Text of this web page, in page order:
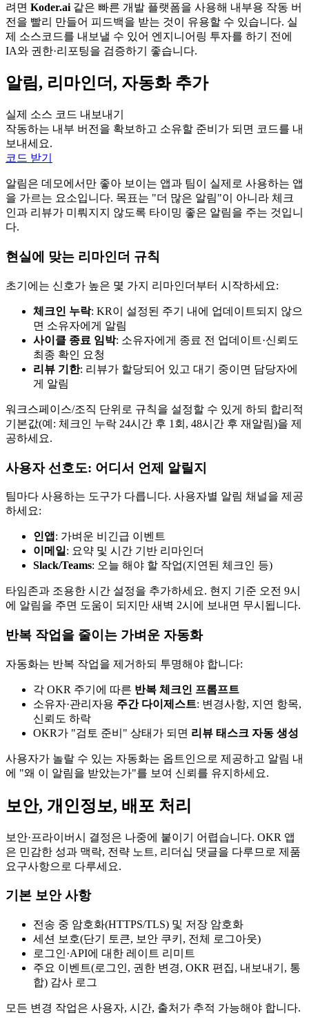
려면 Koder.ai 같은 빠른 개발 플랫폼을 사용해 내부용 작동 버
전을 빨리 만들어 피드백을 받는 것이 유용할 수 있습니다. 실
제 소스코드를 내보낼 수 있어 엔지니어링 투자를 하기 전에
IA와 권한·리포팅을 검증하기 좋습니다.
알림, 리마인더, 자동화 추가
실제 소스 코드 내보내기
작동하는 내부 버전을 확보하고 소유할 준비가 되면 코드를 내
보내세요.
코드 받기
알림은 데모에서만 좋아 보이는 앱과 팀이 실제로 사용하는 앱
을 가르는 요소입니다. 목표는 "더 많은 알림"이 아니라 체크
인과 리뷰가 미뤄지지 않도록 타이밍 좋은 알림을 주는 것입니
다.
현실에 맞는 리마인더 규칙
초기에는 신호가 높은 몇 가지 리마인더부터 시작하세요:
체크인 누락: KR이 설정된 주기 내에 업데이트되지 않으
면 소유자에게 알림
사이클 종료 임박: 소유자에게 종료 전 업데이트·신뢰도
최종 확인 요청
리뷰 기한: 리뷰가 할당되어 있고 대기 중이면 담당자에
게 알림
워크스페이스/조직 단위로 규칙을 설정할 수 있게 하되 합리적
기본값(예: 체크인 누락 24시간 후 1회, 48시간 후 재알림)을 제
공하세요.
사용자 선호도: 어디서 언제 알릴지
팀마다 사용하는 도구가 다릅니다. 사용자별 알림 채널을 제공
하세요:
인앱 : 가벼운 비긴급 이벤트
이메일 : 요약 및 시간 기반 리마인더
Slack/Teams: 오늘 해야 할 작업(지연된 체크인 등)
타임존과 조용한 시간 설정을 추가하세요. 현지 기준 오전 9시
에 알림을 주면 도움이 되지만 새벽 2시에 보내면 무시됩니다.
반복 작업을 줄이는 가벼운 자동화
자동화는 반복 작업을 제거하되 투명해야 합니다:
각 OKR 주기에 따른 반복 체크인 프롬프트
소유자·관리자용 주간 다이제스트: 변경사항, 지연 항목,
신뢰도 하락
OKR가 "검토 준비" 상태가 되면 리뷰 태스크 자동 생성
사용자가 놀랄 수 있는 자동화는 옵트인으로 제공하고 알림 내
에 "왜 이 알림을 받았는가"를 보여 신뢰를 유지하세요.
보안, 개인정보, 배포 처리
보안·프라이버시 결정은 나중에 붙이기 어렵습니다. OKR 앱
은 민감한 성과 맥락, 전략 노트, 리더십 댓글을 다루므로 제품
요구사항으로 다루세요.
기본 보안 사항
전송 중 암호화(HTTPS/TLS) 및 저장 암호화
세션 보호(단기 토큰, 보안 쿠키, 전체 로그아웃)
로그인·API에 대한 레이트 리미트
주요 이벤트(로그인, 권한 변경, OKR 편집, 내보내기, 통
합) 감사 로그
모든 변경 작업은 사용자, 시간, 출처가 추적 가능해야 합니다.